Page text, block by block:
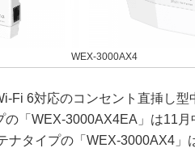
WEX-3000AX4
Fi 6対応のコンセント直挿し型
「WEX-3000AX4EA」は11
ナタイプの「WEX-3000AX4」